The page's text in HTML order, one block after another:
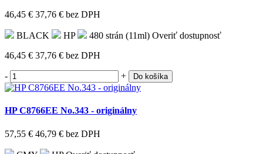
46,45 € 37,76 € bez DPH
BLACK HP 480 strán (11ml) Overiť dostupnosť
46,45 € 37,76 € bez DPH
- + Do košíka
HP C8766EE No.343 - originálny
57,55 € 46,79 € bez DPH